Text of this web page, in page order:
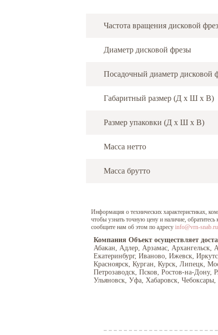
Частота вращения дисковой
Диаметр дисковой фрезы
Посадочный диаметр дисковой
Габаритный размер (Д х Ш х В)
Размер упаковки (Д х Ш х В)
Масса нетто
Масса брутто
Информация о технических характеристиках,
чтобы узнать точную цену и наличие,
сообщите нам об этом по адресу info@vrn-snab.ru
Компания Объект осуществляет
Абакан, Адлер, Арзамас, Архангельск,
Екатеринбург, Иваново, Ижевск,
Красноярск, Курган, Курск, Липецк,
Петрозаводск, Псков, Ростов-на-Дону,
Ульяновск, Уфа, Хабаровск,